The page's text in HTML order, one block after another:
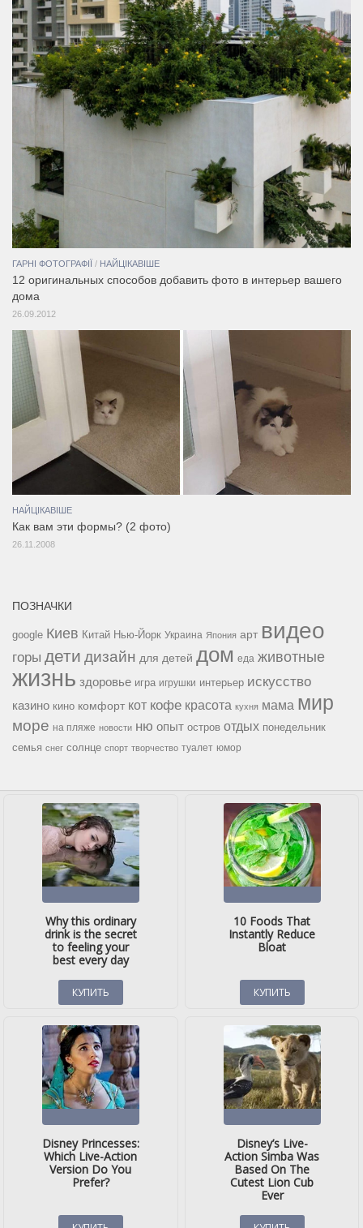
ГАРНІ ФОТОГРАФІЇ / НАЙЦІКАВІШЕ
12 оригинальных способов добавить фото в интерьер вашего
дома
26.09.2012
НАЙЦІКАВІШЕ
Как вам эти формы? (2 фото)
26.11.2008
ПОЗНАЧКИ
google Киев Китай Нью-Йорк Украина Япония арт видео
горы дети дизайн для детей дом еда животные
жизнь здоровье игра игрушки интерьер искусство
казино кино комфорт кот кофе красота кухня мама мир
море на пляже новости ню опыт остров отдых понедельник
семья снег солнце спорт творчество туалет юмор